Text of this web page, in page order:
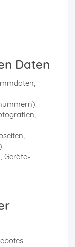
Daten
Geräte-